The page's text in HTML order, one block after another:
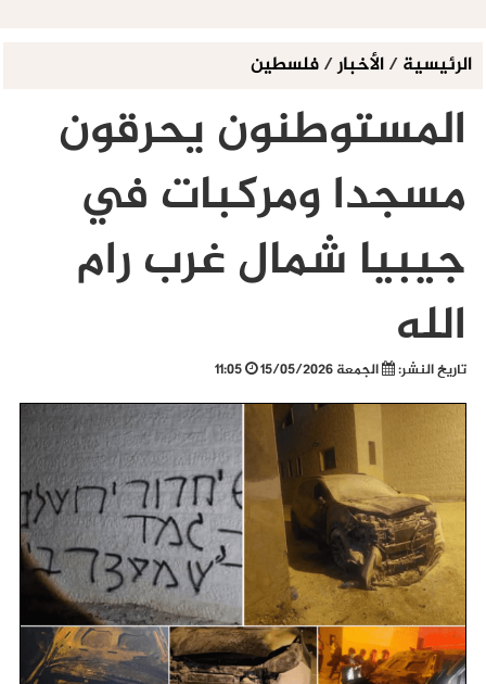
الرئيسية/الأخبار/فلسطين
المستوطنون يحرقون
مسجدا ومركبات في
جيبيا شمال غرب رام
الله
تاريخ النشر: الجمعة 15/05/2026